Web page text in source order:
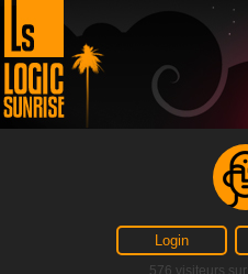
576 visiteurs sur